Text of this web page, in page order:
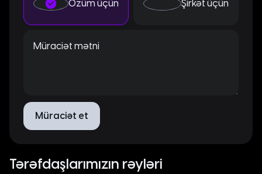
Özüm üçün Şirkət üçün
Müraciət mətni
Müraciət et
Tərəfdaşlarımızın rəyləri